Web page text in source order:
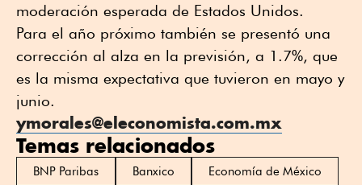
moderación esperada de Estados Unidos.
Para el año próximo también se presentó una
corrección al alza en la previsión, a 1.7%, que
es la misma expectativa que tuvieron en mayo y
junio.
ymorales@eleconomista.com.mx
Temas relacionados
BNP Paribas Banxico
Economía de México